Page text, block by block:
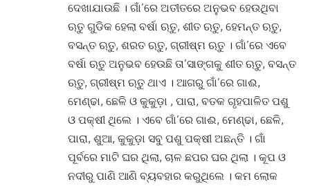
ଦେଖାଯାଉଛି । ଗାଁ’ରେ ଅତୀତରେ ଅନୁଭବ ହେଉଥିବା
ଋତୁ ଗୁଡିକ ହେଲା ବର୍ଷା ଋତୁ, ଶୀତ ଋତୁ, ହେମନ୍ତ ଋତୁ,
ବସନ୍ତ ଋତୁ, ଶରତ ଋତୁ, ଗ୍ରୀଷ୍ମ ଋତୁ । ଗାଁ’ରେ ଏବେ
ବର୍ଷା ଋତୁ ଅନୁଭବ ହେଉଛି ତା’ସାଙ୍ଗକୁ ଶୀତ ଋତୁ, ବସନ୍ତ
ଋତୁ, ଗ୍ରୀଷ୍ମ ଋତୁ ଥାଏ । ଆଗରୁ ଗାଁ’ରେ ଗାଈ,
ମେଣ୍ଢା, ଛେଳି ଓ କୁକୁଡ଼ା , ପାରା, ବତକ ଗୃହପାଳିତ ପଶୁ
ଓ ପକ୍ଷୀ ଥିଲେ । ଏବେ ଗାଁ’ରେ ଗାଈ, ମେଣ୍ଢା, ଛେଳି,
ପାରା, ଶୁଆ, କୁକୁଡ଼ା ସବୁ ପଶୁ ପକ୍ଷୀ ଅଛନ୍ତି । ଗାଁ
ପୂର୍ବରେ ମାଟି ଘର ଥିଲା, ଚାଳ ଛପର ଘର ଥିଲା । କୂପ ଓ
ନଦୀରୁ ପାଣି ଆଣି ବ୍ୟବହାର କରୁଥିଲେ । କମ ଲୋକ